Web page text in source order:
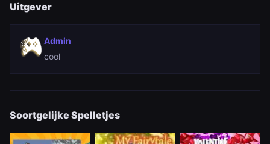
Uitgever
Admin
cool
Soortgelijke Spelletjes